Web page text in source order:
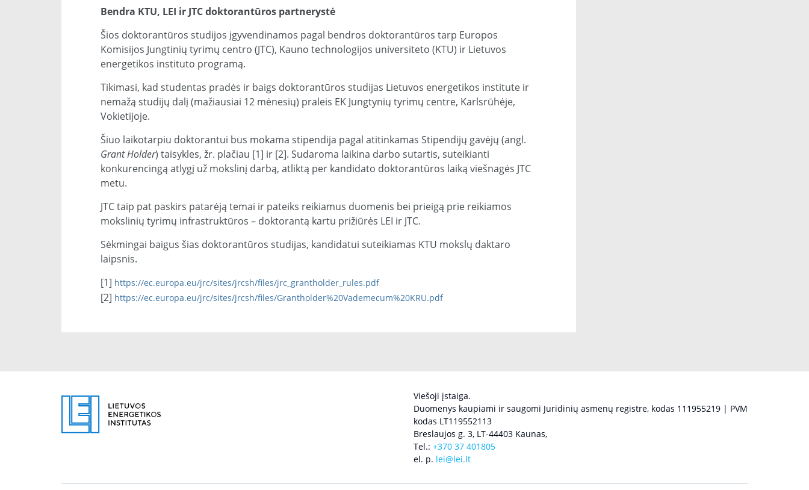
Bendra KTU, LEI ir JTC doktorantūros partnerystė
Šios doktorantūros studijos įgyvendinamos pagal bendros doktorantūros tarp Europos
Komisijos Jungtinių tyrimų centro (JTC), Kauno technologijos universiteto (KTU) ir Lietuvos
energetikos instituto programą.
Tikimasi, kad studentas pradės ir baigs doktorantūros studijas Lietuvos energetikos institute ir
nemažą studijų dalį (mažiausiai 12 mėnesių) praleis EK Jungtynių tyrimų centre, Karlsrūhėje,
Vokietijoje.
Šiuo laikotarpiu doktorantui bus mokama stipendija pagal atitinkamas Stipendijų gavėjų (angl.
Grant Holder) taisykles, žr. plačiau [1] ir [2]. Sudaroma laikina darbo sutartis, suteikianti
konkurencingą atlygį už mokslinį darbą, atliktą per kandidato doktorantūros laiką viešnagės JTC
metu.
JTC taip pat paskirs patarėją temai ir pateiks reikiamus duomenis bei prieigą prie reikiamos
mokslinių tyrimų infrastruktūros – doktorantą kartu prižiūrės LEI ir JTC.
Sėkmingai baigus šias doktorantūros studijas, kandidatui suteikiamas KTU mokslų daktaro
laipsnis.
[1] https://ec.europa.eu/jrc/sites/jrcsh/files/jrc_grantholder_rules.pdf
[2] https://ec.europa.eu/jrc/sites/jrcsh/files/Grantholder%20Vademecum%20KRU.pdf
Viešoji įstaiga.
Duomenys kaupiami ir saugomi Juridinių asmenų registre, kodas 111955219 | PVM
kodas LT119552113
Breslaujos g. 3, LT-44403 Kaunas,
Tel.: +370 37 401805
el. p. lei@lei.lt